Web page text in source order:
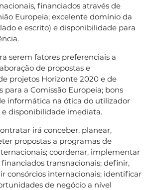
financiados através de
Europeia; excelente domínio da
e escrito) e disponibilidade para
serem fatores preferenciais a
de propostas e
projetos Horizonte 2020 e de
para a Comissão Europeia; bons
informática na ótica do utilizador
e disponibilidade imediata.
irá conceber, planear,
propostas a programas de
coordenar, implementar
transnacionais; definir,
consórcios internacionais; identificar
de negócio a nível